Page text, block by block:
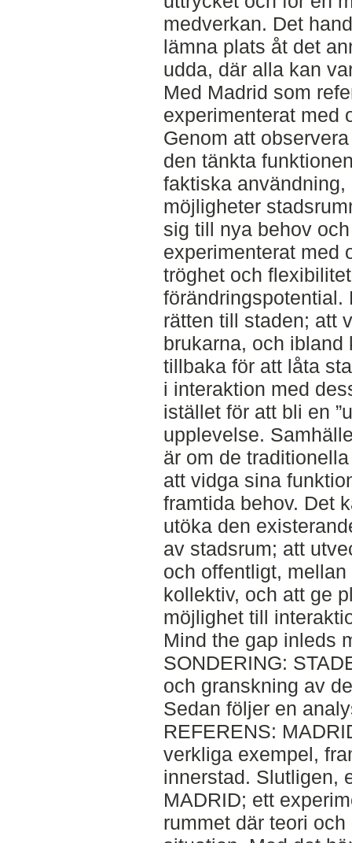
medverkan. Det
lämna plats åt det
udda, där alla kan
Med Madrid som
experimenterat med
Genom att
den tänkta
faktiska
möjligheter
sig till nya behov
experimenterat med
tröghet och
förändringspotential.
rätten till staden; att
brukarna, och ibland
tillbaka för att låta
i interaktion med
istället för att bli en
upplevelse.
är om de
att vidga sina
framtida behov. Det
utöka den
av stadsrum; att
och offentligt,
kollektiv, och att ge
möjlighet till
Mind the gap inleds
SONDERING:
och granskning av
Sedan följer en
REFERENS:
verkliga exempel,
innerstad. Slutligen,
MADRID; ett
rummet där teori